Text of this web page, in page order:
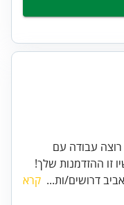
רוצה עבודה עם
זו ההזדמנות שלך!
קרא